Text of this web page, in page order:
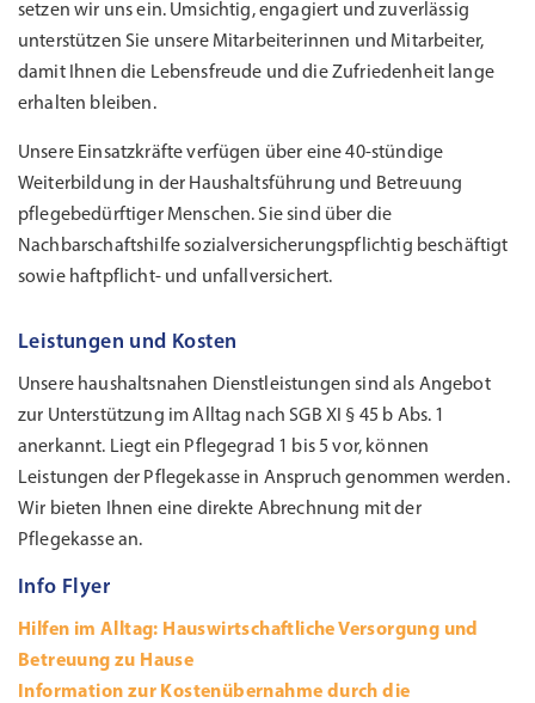
setzen wir uns ein. Umsichtig, engagiert und zuverlässig
unterstützen Sie unsere Mitarbeiterinnen und Mitarbeiter,
damit Ihnen die Lebensfreude und die Zufriedenheit lange
erhalten bleiben.
Unsere Einsatzkräfte verfügen über eine 40-stündige
Weiterbildung in der Haushaltsführung und Betreuung
pflegebedürftiger Menschen. Sie sind über die
Nachbarschaftshilfe sozialversicherungspflichtig beschäftigt
sowie haftpflicht- und unfallversichert.
Leistungen und Kosten
Unsere haushaltsnahen Dienstleistungen sind als Angebot
zur Unterstützung im Alltag nach SGB XI § 45 b Abs. 1
anerkannt. Liegt ein Pflegegrad 1 bis 5 vor, können
Leistungen der Pflegekasse in Anspruch genommen werden.
Wir bieten Ihnen eine direkte Abrechnung mit der
Pflegekasse an.
Info Flyer
Hilfen im Alltag: Hauswirtschaftliche Versorgung und
Betreuung zu Hause
Information zur Kostenübernahme durch die